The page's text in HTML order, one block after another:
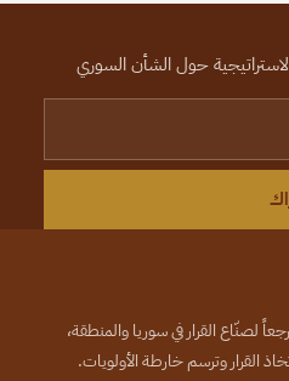
حول الشأن السوري
القرار في سوريا والمنطقة،
القرار وترسم خارطة الأولويات.